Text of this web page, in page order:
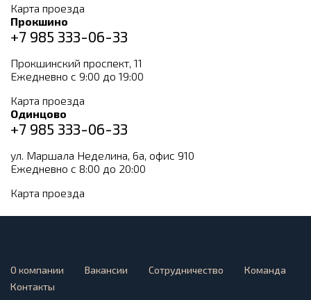
Карта проезда
Прокшино
+7 985 333-06-33
Прокшинский проспект, 11
Ежедневно с 9:00 до 19:00
Карта проезда
Одинцово
+7 985 333-06-33
ул. Маршала Неделина, 6а, офис 910
Ежедневно с 8:00 до 20:00
Карта проезда
О компании Вакансии Сотрудничество
Команда
Контакты